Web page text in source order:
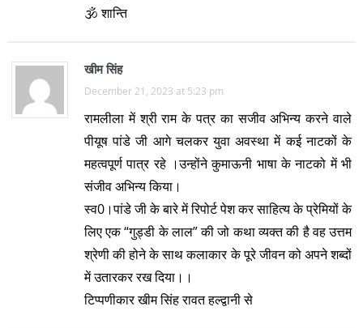
🕉 शान्ति
खीम सिंह
December 21, 2023 at 5:23 pm
रामलीला में श्री राम के पत्र का सजीव अभिन्य करने वाले
पीयूष पांडे जी आगे चलकर युवा अवस्था में कई नाटकों के
महत्वपूर्ण पात्र रहे ।उन्होंने कुमाऊनी भाषा के नाटको में भी
संजीव अभिन्य किया।
स्व0।पांडे जी के बारे में रिपोर्ट पेश कर साहित्य के प्रेमियों के
लिए एक “गुड्डी के लाल” की जो कथा व्यक्त की है वह उत्तम
श्रेणी की होने के साथ कलाकार के पूरे जीवन को अपने शब्दों
में उतारकर रख दिया।।
टिप्पणीकार खीम सिंह रावत हल्द्वानी से